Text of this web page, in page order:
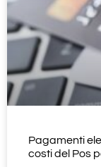
Pagamenti
costi del Pos